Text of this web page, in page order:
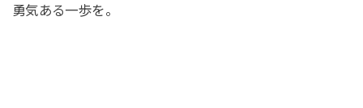
勇気ある一歩を。